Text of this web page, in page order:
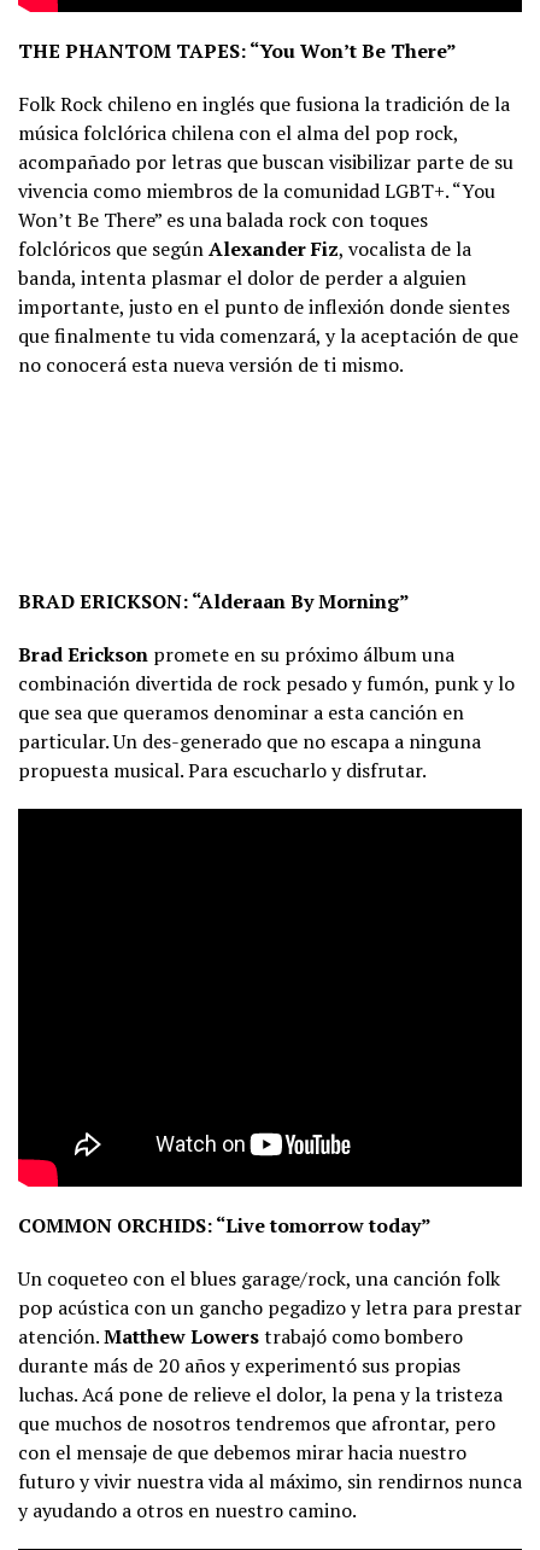
THE PHANTOM TAPES: “You Won’t Be There”
Folk Rock chileno en inglés que fusiona la tradición de la
música folclórica chilena con el alma del pop rock,
acompañado por letras que buscan visibilizar parte de su
vivencia como miembros de la comunidad LGBT+. “You
Won’t Be There” es una balada rock con toques
folclóricos que segúnAlexander Fiz, vocalista de la
banda, intenta plasmar el dolor de perder a alguien
importante, justo en el punto de inflexión donde sientes
que finalmente tu vida comenzará, y la aceptación de que
no conocerá esta nueva versión de ti mismo.
BRAD ERICKSON: “Alderaan By Morning”
Brad Erickson promete en su próximo álbum una
combinación divertida de rock pesado y fumón, punk y lo
que sea que queramos denominar a esta canción en
particular. Un des-generado que no escapa a ninguna
propuesta musical. Para escucharlo y disfrutar.
COMMON ORCHIDS: “Live tomorrow today”
Un coqueteo con el blues garage/rock, una canción folk
pop acústica con un gancho pegadizo y letra para prestar
atención.Matthew Lowerstrabajó como bombero
durante más de 20 años y experimentó sus propias
luchas. Acá pone de relieve el dolor, la pena y la tristeza
que muchos de nosotros tendremos que afrontar, pero
con el mensaje de que debemos mirar hacia nuestro
futuro y vivir nuestra vida al máximo, sin rendirnos nunca
y ayudando a otros en nuestro camino.